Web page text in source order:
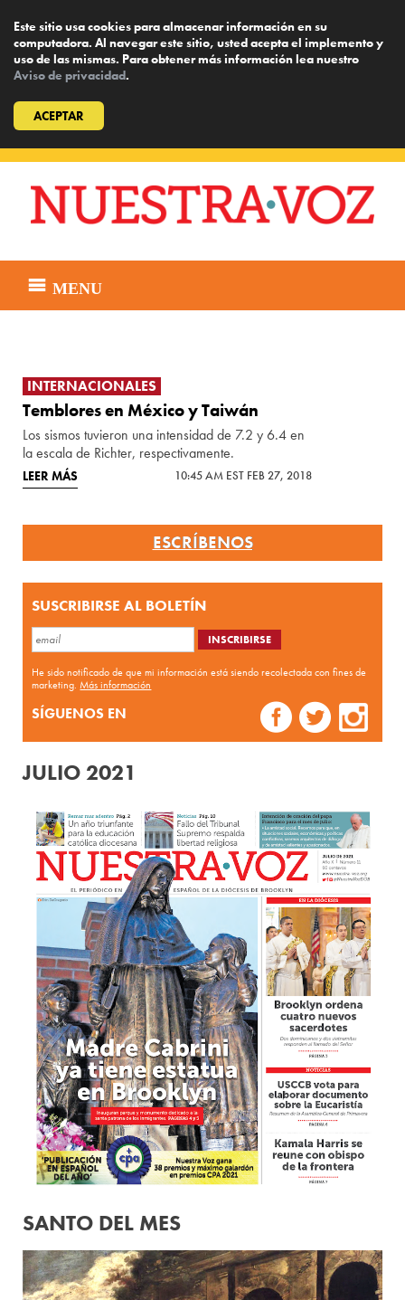
Este sitio usa cookies para almacenar información en su
computadora. Al navegar este sitio, usted acepta el implemento y
uso de las mismas. Para obtener más información lea nuestro
Aviso de privacidad.
ACEPTAR
content
MENU
INTERNACIONALES
Temblores en México y Taiwán
Los sismos tuvieron una intensidad de 7.2 y 6.4 en
la escala de Richter, respectivamente.
LEER MÁS 10:45 AM EST FEB 27, 2018
ESCRÍBENOS
SUSCRIBIRSE AL BOLETÍN
He sido notificado de que mi información está siendo recolectada con fines de
marketing.Más información
SÍGUENOS EN
JULIO 2021
SANTO DEL MES